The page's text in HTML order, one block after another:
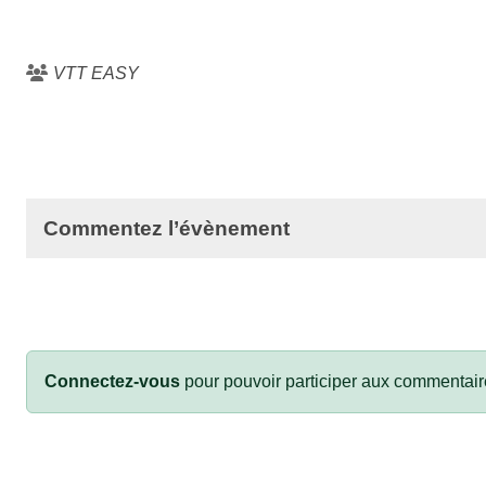
VTT EASY
Commentez l’évènement
Connectez-vous pour pouvoir participer aux